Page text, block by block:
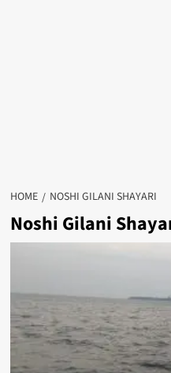
HOME NOSHI GILANI SHAYARI
Noshi Gilani